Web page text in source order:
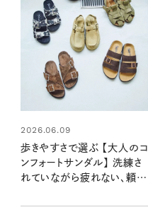
2026.06.09
歩きやすさで選ぶ 【大人のコ
ンフォートサンダル】 洗練さ
れていながら疲れない、頼れ